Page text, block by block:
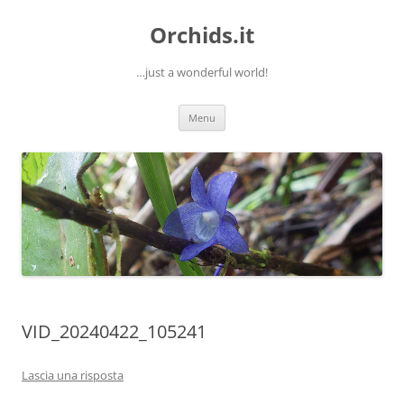
Orchids.it
…just a wonderful world!
Menu
VID_20240422_105241
Lascia una risposta